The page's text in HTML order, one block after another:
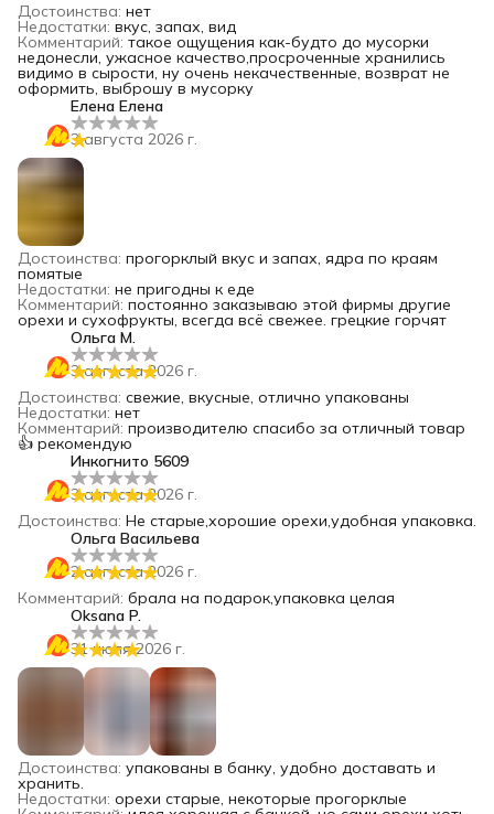
Достоинства: нет
Недостатки: вкус, запах, вид
Комментарий: такое ощущения как-будто до мусорки
недонесли, ужасное качество,просроченные хранились
видимо в сырости, ну очень некачественные, возврат не
оформить, выброшу в мусорку
Eлена Eлена
3 августа 2026 г.
Достоинства: прогорклый вкус и запах, ядра по краям
помятые
Недостатки: не пригодны к еде
Комментарий: постоянно заказываю этой фирмы другие
орехи и сухофрукты, всегда всё свежее. грецкие горчят
Ольга М.
3 августа 2026 г.
Достоинства: свежие, вкусные, отлично упакованы
Недостатки: нет
Комментарий: производителю спасибо за отличный товар
👍 рекомендую
Инкогнито 5609
3 августа 2026 г.
Достоинства: Не старые,хорошие орехи,удобная упаковка.
Ольга Васильева
2 августа 2026 г.
Комментарий: брала на подарок,упаковка целая
Oksana P.
31 июля 2026 г.
Достоинства: упакованы в банку, удобно доставать и
хранить.
Недостатки: орехи старые, некоторые прогорклые